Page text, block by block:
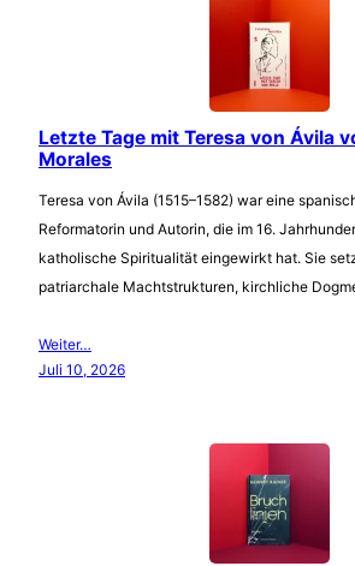
Letzte Tage mit Teresa von Ávila
Morales
Teresa von Ávila (1515–1582) war eine
Reformatorin und Autorin, die im 16.
katholische Spiritualität eingewirkt hat. Sie
patriarchale Machtstrukturen, kirchliche
Weiter…
Juli 10, 2026